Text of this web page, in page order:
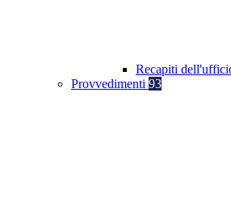
Recapiti
Provvedimenti 93